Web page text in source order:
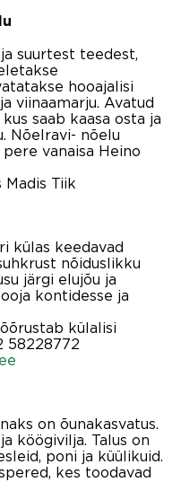
suurtest teedest,
hooajalisi
viinaamarju. Avatud
saab kaasa osta ja
Nõelravi- nõelu
vanaisa Heino
Tiik
külas keedavad
nõiduslikku
järgi elujõu ja
kontidesse ja
külalisi
58228772
on õunakasvatus.
köögivilja. Talus on
poni ja küülikuid.
kes toodavad